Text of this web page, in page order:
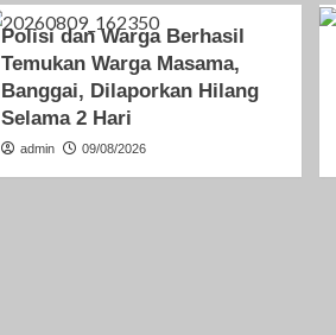
Polisi dan Warga Berhasil
Temukan Warga Masama,
Banggai, Dilaporkan Hilang
Selama 2 Hari
admin 09/08/2026